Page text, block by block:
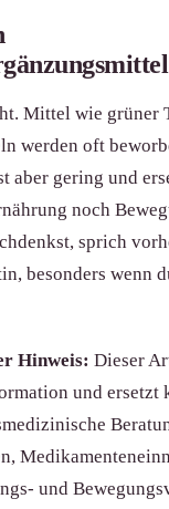
Mittel wie grüner
werden oft
aber gering und
noch
sprich
besonders wenn
Hinweis: Dieser
und ersetzt
und